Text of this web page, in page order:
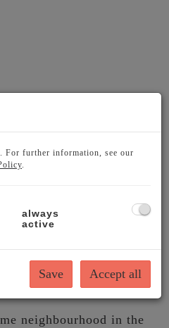
love with: a well-
in the Embassy
neighbourhood in the
For further information, see our
always
active
Save Accept all